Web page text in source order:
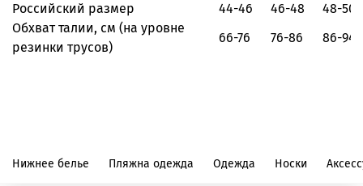
Российский размер
44-46 46-48
48-50
Обхват талии, см (на уровне
резинки трусов)
66-76 76-86 86-94
Нижнее белье Пляжна одежда Одежда Носки